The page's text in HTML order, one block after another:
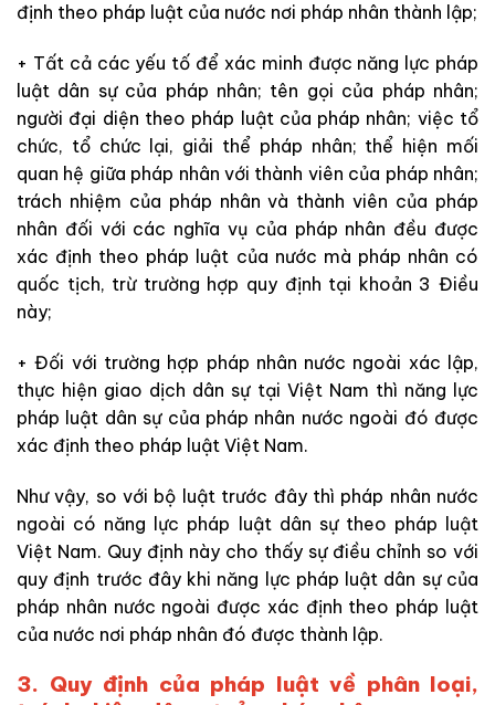
định theo pháp luật của nước nơi pháp nhân thành lập;
+ Tất cả các yếu tố để xác minh được năng lực pháp
luật dân sự của pháp nhân; tên gọi của pháp nhân;
người đại diện theo pháp luật của pháp nhân; việc tổ
chức, tổ chức lại, giải thể pháp nhân; thể hiện mối
quan hệ giữa pháp nhân với thành viên của pháp nhân;
trách nhiệm của pháp nhân và thành viên của pháp
nhân đối với các nghĩa vụ của pháp nhân đều được
xác định theo pháp luật của nước mà pháp nhân có
quốc tịch, trừ trường hợp quy định tại khoản 3 Điều
này;
+ Đối với trường hợp pháp nhân nước ngoài xác lập,
thực hiện giao dịch dân sự tại Việt Nam thì năng lực
pháp luật dân sự của pháp nhân nước ngoài đó được
xác định theo pháp luật Việt Nam.
Như vậy, so với bộ luật trước đây thì pháp nhân nước
ngoài có năng lực pháp luật dân sự theo pháp luật
Việt Nam. Quy định này cho thấy sự điều chỉnh so với
quy định trước đây khi năng lực pháp luật dân sự của
pháp nhân nước ngoài được xác định theo pháp luật
của nước nơi pháp nhân đó được thành lập.
3. Quy định của pháp luật về phân loại,